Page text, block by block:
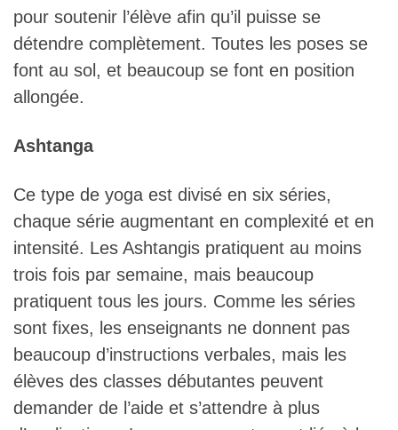
pour soutenir l’élève afin qu’il puisse se
détendre complètement. Toutes les poses se
font au sol, et beaucoup se font en position
allongée.
Ashtanga
Ce type de yoga est divisé en six séries,
chaque série augmentant en complexité et en
intensité. Les Ashtangis pratiquent au moins
trois fois par semaine, mais beaucoup
pratiquent tous les jours. Comme les séries
sont fixes, les enseignants ne donnent pas
beaucoup d’instructions verbales, mais les
élèves des classes débutantes peuvent
demander de l’aide et s’attendre à plus